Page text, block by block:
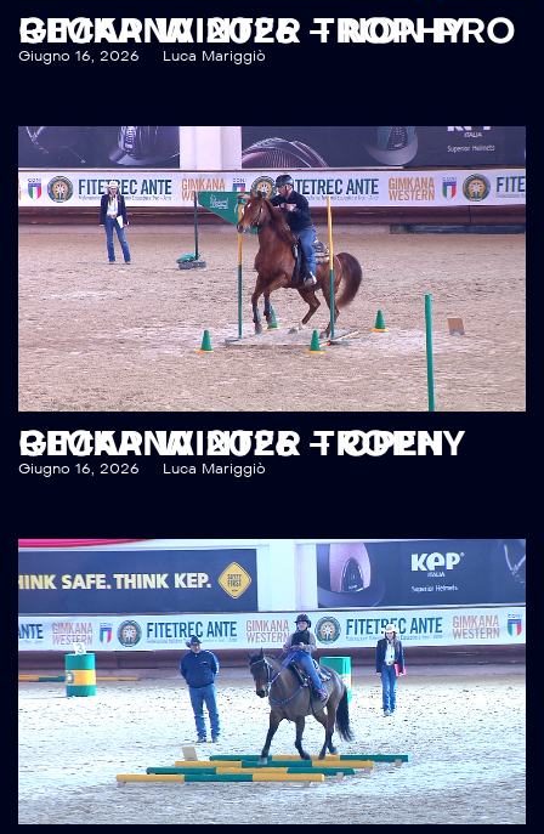
RECAP WINTER TROPHY GIMKANA 2026 – NON PRO
Giugno 16, 2026 Luca Mariggiò
RECAP WINTER TROPHY GIMKANA 2026 – OPEN
Giugno 16, 2026 Luca Mariggiò